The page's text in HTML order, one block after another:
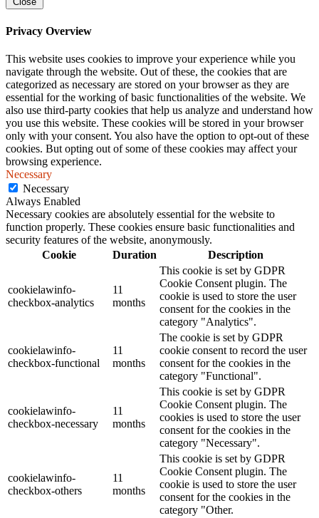
Privacy Overview
This website uses cookies to improve your experience while you
navigate through the website. Out of these, the cookies that are
categorized as necessary are stored on your browser as they are
essential for the working of basic functionalities of the website. We
also use third-party cookies that help us analyze and understand how
you use this website. These cookies will be stored in your browser
only with your consent. You also have the option to opt-out of these
cookies. But opting out of some of these cookies may affect your
browsing experience.
Necessary
Necessary
Always Enabled
Necessary cookies are absolutely essential for the website to
function properly. These cookies ensure basic functionalities and
security features of the website, anonymously.
Cookie
Duration Description
cookielawinfo-
checkbox-analytics
11
months
This cookie is set by GDPR
Cookie Consent plugin. The
cookie is used to store the user
consent for the cookies in the
category "Analytics".
cookielawinfo-
checkbox-functional
11
months
The cookie is set by GDPR
cookie consent to record the user
consent for the cookies in the
category "Functional".
cookielawinfo-
checkbox-necessary
11
months
This cookie is set by GDPR
Cookie Consent plugin. The
cookies is used to store the user
consent for the cookies in the
category "Necessary".
cookielawinfo-
checkbox-others
11
months
This cookie is set by GDPR
Cookie Consent plugin. The
cookie is used to store the user
consent for the cookies in the
category "Other.